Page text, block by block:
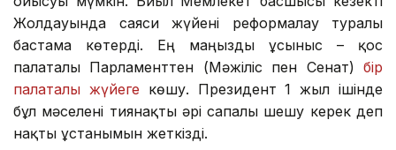
Жолдауында саяси жүйені реформалау туралы
бастама көтерді. Ең маңызды ұсыныс – қос
палаталы Парламенттен (Мәжіліс пен Сенат) бір
палаталы жүйеге көшу. Президент 1 жыл ішінде
бұл мәселені тиянақты әрі сапалы шешу керек деп
нақты ұстанымын жеткізді.